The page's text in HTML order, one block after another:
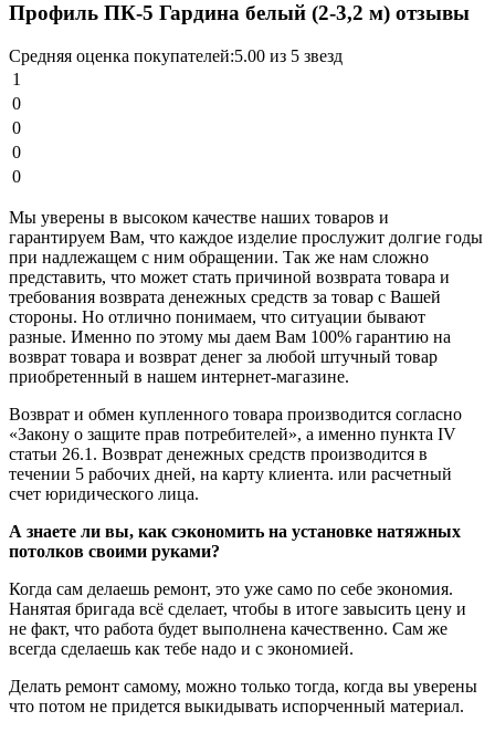
Профиль ПК-5 Гардина белый (2-3,2 м) отзывы
Средняя оценка покупателей:5.00 из 5 звезд
1
0
0
0
0
Мы уверены в высоком качестве наших товаров и
гарантируем Вам, что каждое изделие прослужит долгие годы
при надлежащем с ним обращении. Так же нам сложно
представить, что может стать причиной возврата товара и
требования возврата денежных средств за товар с Вашей
стороны. Но отлично понимаем, что ситуации бывают
разные. Именно по этому мы даем Вам 100% гарантию на
возврат товара и возврат денег за любой штучный товар
приобретенный в нашем интернет-магазине.
Возврат и обмен купленного товара производится согласно
«Закону о защите прав потребителей», а именно пункта IV
статьи 26.1. Возврат денежных средств производится в
течении 5 рабочих дней, на карту клиента. или расчетный
счет юридического лица.
А знаете ли вы, как сэкономить на установке натяжных
потолков своими руками?
Когда сам делаешь ремонт, это уже само по себе экономия.
Нанятая бригада всё сделает, чтобы в итоге завысить цену и
не факт, что работа будет выполнена качественно. Сам же
всегда сделаешь как тебе надо и с экономией.
Делать ремонт самому, можно только тогда, когда вы уверены
что потом не придется выкидывать испорченный материал.